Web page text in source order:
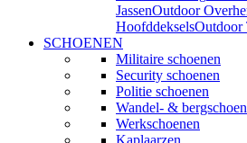
JassenOutdoor
HoofddekselsOutdoor
SCHOENEN
Militaire schoenen
Security schoenen
Politie schoenen
Wandel- &
Werkschoenen
Kaplaarzen